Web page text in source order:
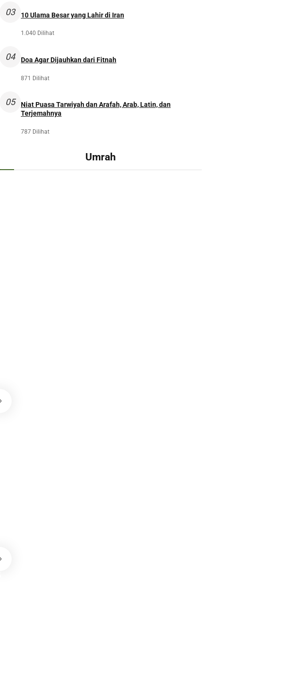
03 10 Ulama Besar yang Lahir di Iran
1.040 Dilihat
04 Doa Agar Dijauhkan dari Fitnah
871 Dilihat
05
Niat Puasa Tarwiyah dan Arafah, Arab, Latin, dan
Terjemahnya
787 Dilihat
Umrah